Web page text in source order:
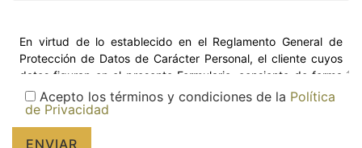
Acepto los términos y condiciones de la Política
de Privacidad